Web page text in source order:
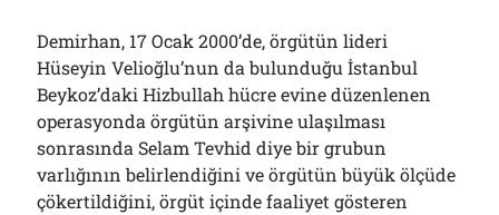
Demirhan, 17 Ocak 2000’de, örgütün lideri
Hüseyin Velioğlu’nun da bulunduğu İstanbul
Beykoz’daki Hizbullah hücre evine düzenlenen
operasyonda örgütün arşivine ulaşılması
sonrasında Selam Tevhid diye bir grubun
varlığının belirlendiğini ve örgütün büyük ölçüde
çökertildiğini, örgüt içinde faaliyet gösteren